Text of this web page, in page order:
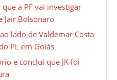
que a PF vai investigar
Jair Bolsonaro
lado de Valdemar Costa
PL em Goiás
e conclui que JK foi